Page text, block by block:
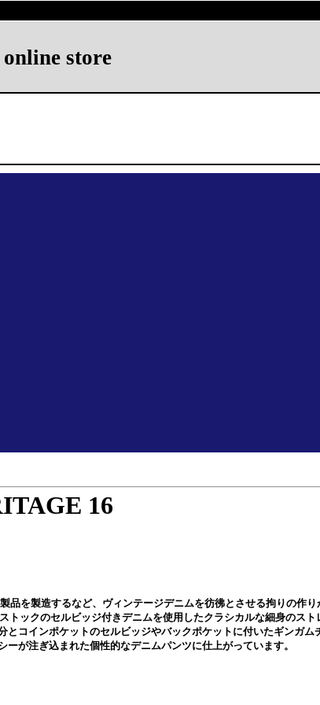
store
16
品を製造するなど、ヴィンテージデニムを彷彿とさせる拘りの作り
トックのセルビッジ付きデニムを使用したクラシカルな細身のス
コインポケットのセルビッジやバックポケットに付いたギンガム
が注ぎ込まれた個性的なデニムパンツに仕上がっています。